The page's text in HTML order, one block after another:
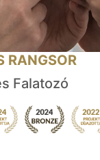
RANGSOR
Falatozó